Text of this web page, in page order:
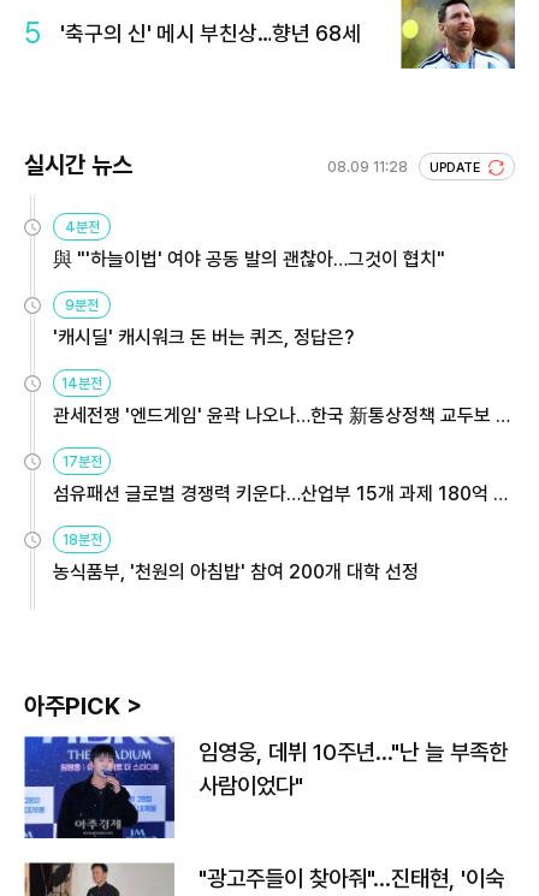
5 '축구의 신' 메시 부친상…향년 68세
실시간 뉴스 08.09 11:28 UPDATE
4분전
與 "'하늘이법' 여야 공동 발의 괜찮아…그것이 협치"
9분전
'캐시딜' 캐시워크 돈 버는 퀴즈, 정답은?
14분전
관세전쟁 '엔드게임' 윤곽 나오나…한국 新통상정책 교두보 활
용해야
17분전
섬유패션 글로벌 경쟁력 키운다…산업부 15개 과제 180억 지
원
18분전
농식품부, '천원의 아침밥' 참여 200개 대학 선정
아주PICK >
임영웅, 데뷔 10주년…"난 늘 부족한
사람이었다"
"광고주들이 찾아줘"…진태현, '이숙